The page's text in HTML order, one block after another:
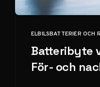
KATEGORI
ELBILSBATTERIER OCH
Batteribyte
För- och